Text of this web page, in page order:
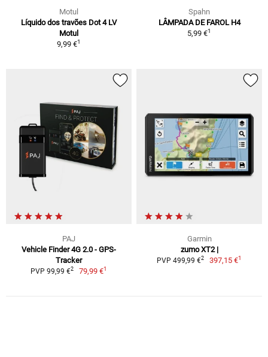
Motul
Líquido dos travões Dot 4 LV
Motul
9,99 €1
Spahn
LÂMPADA DE FAROL H4
5,99 €1
PAJ
Vehicle Finder 4G 2.0 - GPS-
Tracker
PVP 99,99 €2 79,99 €1
Garmin
zumo XT2 |
PVP 499,99 €2 397,15 €1